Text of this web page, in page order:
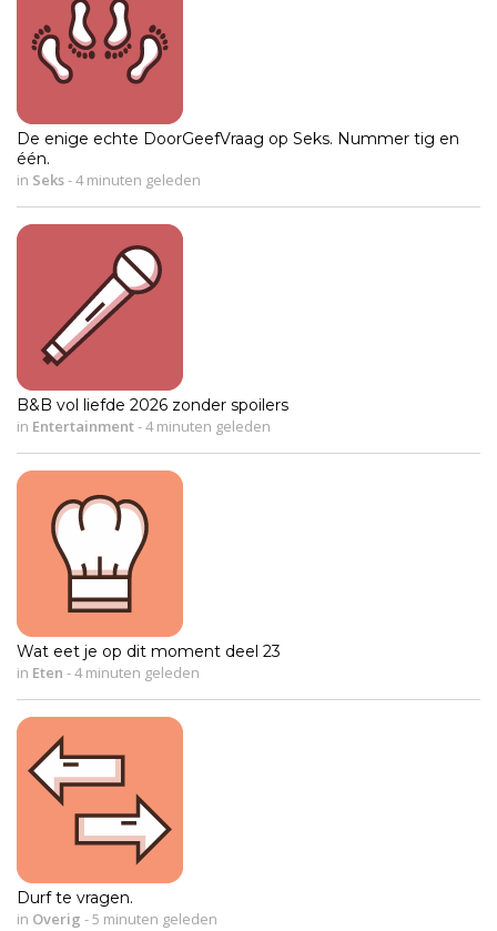
De enige echte DoorGeefVraag op Seks. Nummer tig en
één.
in Seks-4 minuten geleden
B&B vol liefde 2026 zonder spoilers
in Entertainment-4 minuten geleden
Wat eet je op dit moment deel 23
in Eten -4 minuten geleden
Durf te vragen.
in Overig -5 minuten geleden